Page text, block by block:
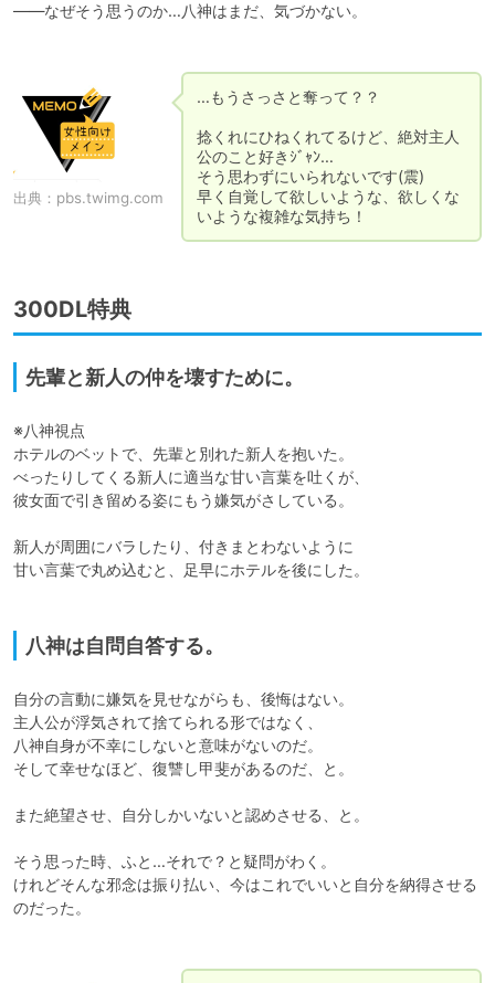
――なぜそう思うのか…八神はまだ、気づかない。
出典： pbs.twimg.com
…もうさっさと奪って？？
捻くれにひねくれてるけど、絶対主人
公のこと好きｼﾞｬﾝ…
そう思わずにいられないです(震)
早く自覚して欲しいような、欲しくな
いような複雑な気持ち！
300DL特典
先輩と新人の仲を壊すために。
※八神視点
ホテルのベットで、先輩と別れた新人を抱いた。
べったりしてくる新人に適当な甘い言葉を吐くが、
彼女面で引き留める姿にもう嫌気がさしている。
新人が周囲にバラしたり、付きまとわないように
甘い言葉で丸め込むと、足早にホテルを後にした。
八神は自問自答する。
自分の言動に嫌気を見せながらも、後悔はない。
主人公が浮気されて捨てられる形ではなく、
八神自身が不幸にしないと意味がないのだ。
そして幸せなほど、復讐し甲斐があるのだ、と。
また絶望させ、自分しかいないと認めさせる、と。
そう思った時、ふと…それで？と疑問がわく。
けれどそんな邪念は振り払い、今はこれでいいと自分を納得させる
のだった。